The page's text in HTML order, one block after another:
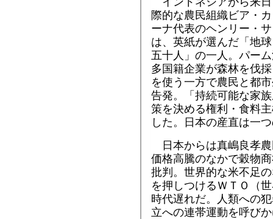
際的な農民組織ビア・
ーナ代表のヘンリー・
は、英紙が選んだ「地
五十人」の一人。パー
多国籍企業が森林を伐
を使う一方で農民と都
告発。「持続可能な家
策を決める権利・食料
した。日本の産直は一
日本からは真嶋良孝
価格高騰のなかで穀物
批判。世界的な米不足
を押しつけるＷＴＯ（
時代遅れだ。人類への
立への連帯運動を呼び